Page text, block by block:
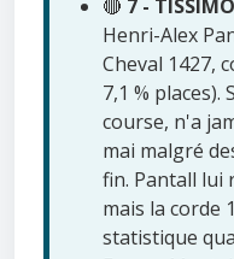
🔴 7 - TISSIMO
Henri-Alex
Cheval 1427,
7,1 % places).
course, n'a
mai malgré
fin. Pantall lui
mais la corde
statistique